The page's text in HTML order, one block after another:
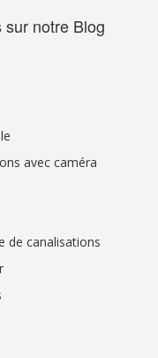
notre Blog
avec caméra
de canalisations